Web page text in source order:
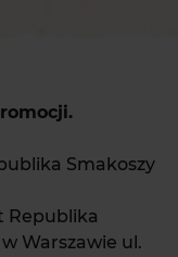
Smakoszy
Republika
Warszawie ul.